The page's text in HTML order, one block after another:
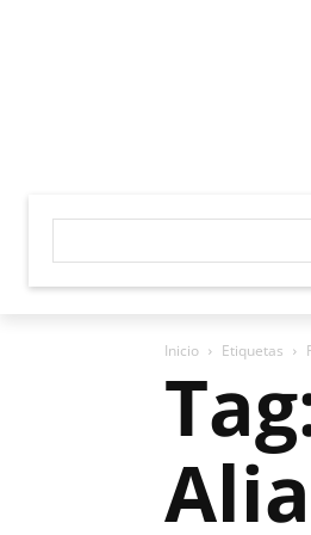
Inicio Etiquetas